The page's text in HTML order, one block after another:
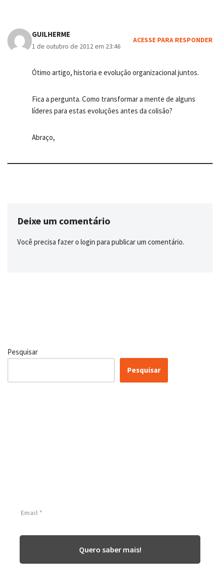
GUILHERME
1 de outubro de 2012 em 23:46
ACESSE PARA RESPONDER
Ótimo artigo, historia e evolução organizacional juntos.
Fica a pergunta. Como transformar a mente de alguns
líderes para estas evoluções antes da colisão?
Abraço,
Deixe um comentário
Você precisa fazer o login para publicar um comentário.
Pesquisar
Pesquisar
Quero saber mais!